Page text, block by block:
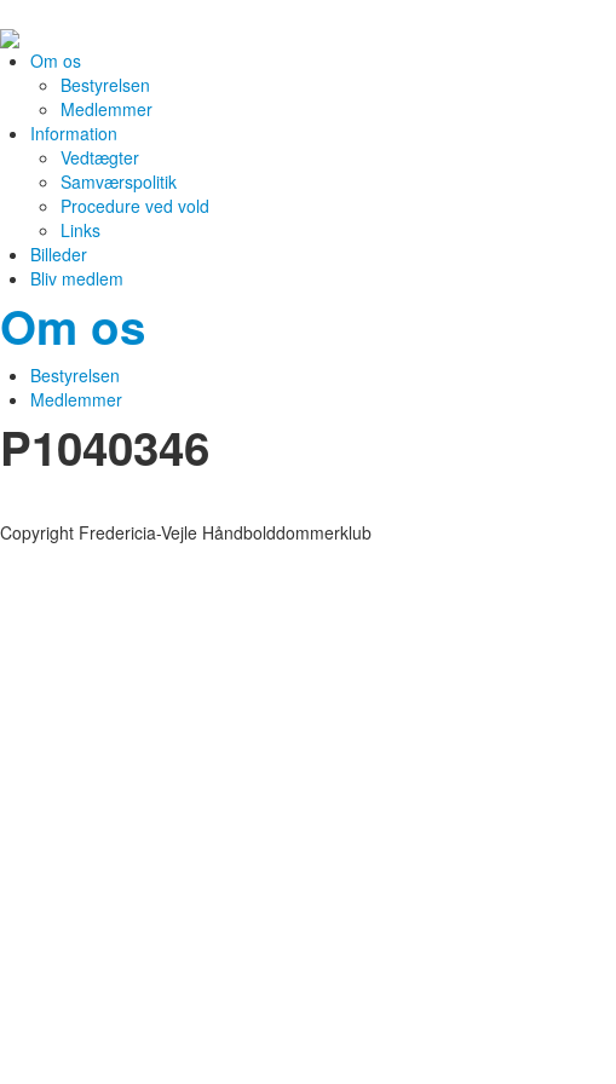
Om os
Bestyrelsen
Medlemmer
Information
Vedtægter
Samværspolitik
Procedure ved vold
Links
Billeder
Bliv medlem
Om os
Bestyrelsen
Medlemmer
P1040346
Copyright Fredericia-Vejle Håndbolddommerklub